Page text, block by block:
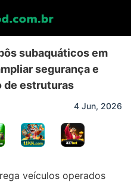
subaquáticos em
segurança e
de estruturas
4 Jun, 2026
veículos operados